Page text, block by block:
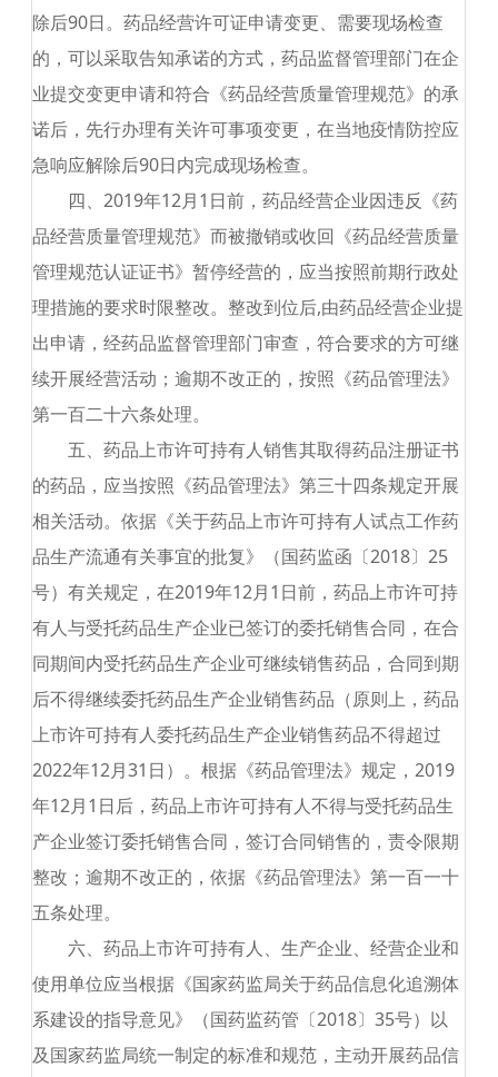
除后90日。药品经营许可证申请变更、需要现场检查
的，可以采取告知承诺的方式，药品监督管理部门在企
业提交变更申请和符合《药品经营质量管理规范》的承
诺后，先行办理有关许可事项变更，在当地疫情防控应
急响应解除后90日内完成现场检查。
四、2019年12月1 日前，药品经营企业因违反《药
品经营质量管理规范》而被撤销或收回《药品经营质量
管理规范认证证书》暂停经营的，应当按照前期行政处
理措施的要求时限整改。整改到位后,由药品经营企业提
出申请，经药品监督管理部门审查，符合要求的方可继
续开展经营活动；逾期不改正的，按照《药品管理法》
第一百二十六条处理。
五、药品上市许可持有人销售其取得药品注册证书
的药品，应当按照《药品管理法》第三十四条规定开展
相关活动。依据《关于药品上市许可持有人试点工作药
品生产流通有关事宜的批复》（国药监函〔2018〕25
号）有关规定，在2019年12月1 日前，药品上市许可持
有人与受托药品生产企业已签订的委托销售合同，在合
同期间内受托药品生产企业可继续销售药品，合同到期
后不得继续委托药品生产企业销售药品（原则上，药品
上市许可持有人委托药品生产企业销售药品不得超过
2022年12月31 日）。根据《药品管理法》规定，2019
年12月1 日后，药品上市许可持有人不得与受托药品生
产企业签订委托销售合同，签订合同销售的，责令限期
整改；逾期不改正的，依据《药品管理法》第一百一十
五条处理。
六、药品上市许可持有人、生产企业、经营企业和
使用单位应当根据《国家药监局关于药品信息化追溯体
系建设的指导意见》（国药监药管〔2018〕35号）以
及国家药监局统一制定的标准和规范，主动开展药品信